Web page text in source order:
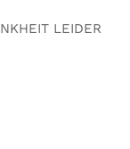
LEIDER